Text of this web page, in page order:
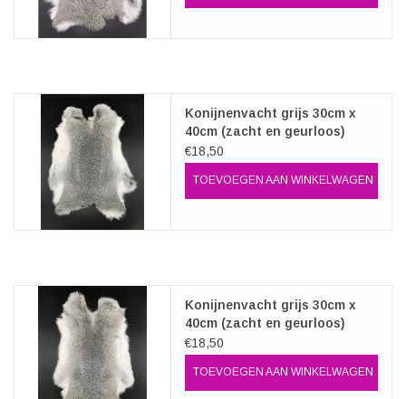
Konijnenvacht grijs 30cm x
40cm (zacht en geurloos)
€18,50
TOEVOEGEN AAN WINKELWAGEN
Konijnenvacht grijs 30cm x
40cm (zacht en geurloos)
€18,50
TOEVOEGEN AAN WINKELWAGEN